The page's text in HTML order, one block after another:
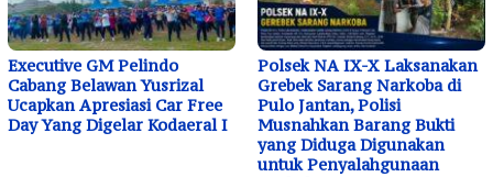
Executive GM Pelindo
Cabang Belawan Yusrizal
Ucapkan Apresiasi Car Free
Day Yang Digelar Kodaeral I
Polsek NA IX-X Laksanakan
Grebek Sarang Narkoba di
Pulo Jantan, Polisi
Musnahkan Barang Bukti
yang Diduga Digunakan
untuk Penyalahgunaan